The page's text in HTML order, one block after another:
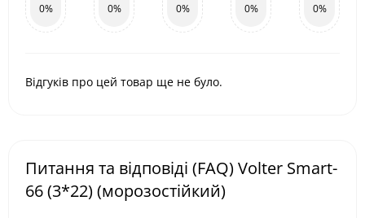
0% 0% 0% 0% 0%
Відгуків про цей товар ще не було.
Питання та відповіді (FAQ) Volter Smart-
66 (3*22) (морозостійкий)